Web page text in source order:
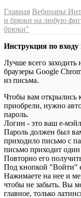
Главная Вебинары
и брюки на любую
брюки"
Инструкция по входу
Лучше всего заходить
браузеры Google
из письма.
Чтобы вам открылись
приобрели, нужно
пароль.
Логин - это ваш е-
Пароль должен был
приходило письмо с
письмо приходит один
Повторно его
Под кнопкой "Войти"
Нажимаете на нее и
чтобы не забыть. Вы
главное, только